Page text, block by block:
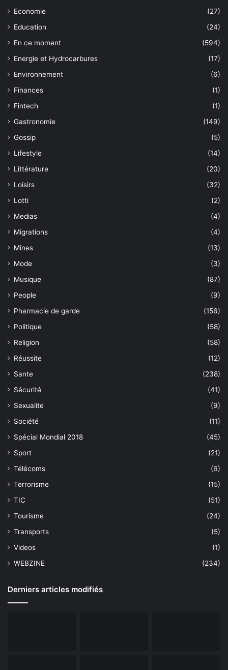
Economie
(27)
Education
(24)
En ce moment
(594)
Energie et Hydrocarbures
(17)
Environnement
(6)
Finances
(1)
Fintech
(1)
Gastronomie
(149)
Gossip
(5)
Lifestyle
(14)
Littérature
(20)
Loisirs
(32)
Lotti
(2)
Medias
(4)
Migrations
(4)
Mines
(13)
Mode
(3)
Musique
(87)
People
(9)
Pharmacie de garde
(156)
Politique
(58)
Religion
(58)
Réussite
(12)
Sante
(238)
Sécurité
(41)
Sexualite
(9)
Société
(11)
Spécial Mondial 2018
(45)
Sport
(21)
Télécoms
(6)
Terrorisme
(15)
TIC
(51)
Tourisme
(24)
Transports
(5)
Videos
(1)
WEBZINE
(234)
Derniers articles modifiés